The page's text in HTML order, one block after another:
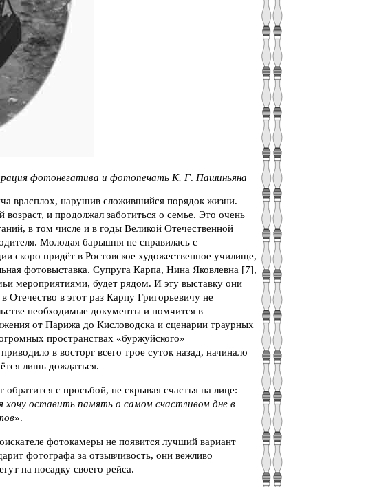
фотонегатива и фотопечать К. Г. Пашиньяна
врасплох, нарушив сложившийся порядок жизни.
и продолжал заботиться о семье. Это очень
в том числе и в годы Великой Отечественной
Молодая барышня не справилась с
скоро придёт в Ростовское художественное училище,
фотовыставка. Супруга Карпа, Нина Яковлевна [7],
мероприятиями, будет рядом. И эту выставку они
Отечество в этот раз Карпу Григорьевичу не
необходимые документы и помчится в
от Парижа до Кисловодска и сценарии траурных
пространствах «буржуйского»
в восторг всего трое суток назад, начинало
лишь дождаться.
с просьбой, не скрывая счастья на лице:
оставить память о самом счастливом дне в
».
фотокамеры не появится лучший вариант
фотографа за отзывчивость, они вежливо
на посадку своего рейса.